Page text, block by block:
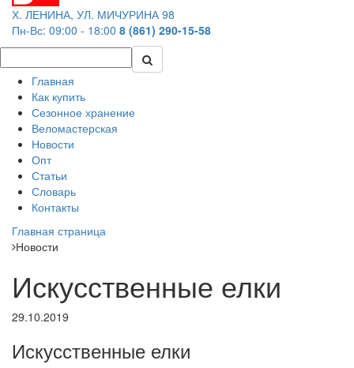
Х. ЛЕНИНА, УЛ. МИЧУРИНА 98
Пн-Вс: 09:00 - 18:00 8 (861) 290-15-58
Главная
Как купить
Сезонное хранение
Веломастерская
Новости
Опт
Статьи
Словарь
Контакты
Главная страница
Новости
Искусственные елки
29.10.2019
Искусственные елки